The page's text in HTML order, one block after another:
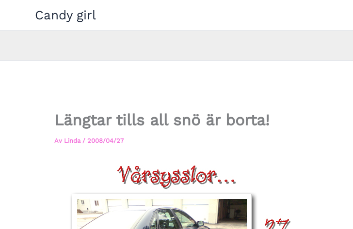
innehåll
Candy girl
Längtar tills all snö är borta!
Av Linda / 2008/04/27